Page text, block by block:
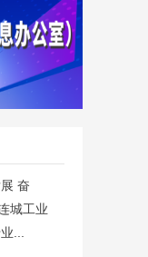
奋
城工业
...